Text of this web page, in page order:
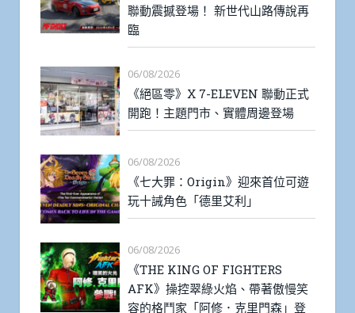
聯動震撼登場！ 新世代山路傳說再
臨
06/08/2026
《絕區零》X 7-ELEVEN 聯動正式
開跑！主題門市、實體周邊登場
06/08/2026
《七大罪：Origin》迎來首位可遊
玩十誡角色「德里艾利」
06/08/2026
《THE KING OF FIGHTERS
AFK》操控翠綠火焰、帶著傲慢笑
容的格鬥家「阿修．克里門森」登